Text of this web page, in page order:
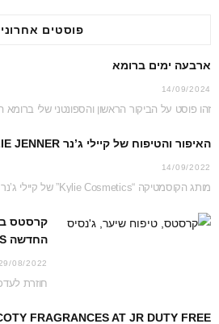
פוסטים
ארבעה ימים ברומא
14/09/2024
האיפור והטיפוח של קיילי ג’נר KYLIE JENNER
14/09/2022
קרסטס
החדשה KERASTASE GENESIS
29/08/2022
FRAGRANCES AT JR DUTY FREE